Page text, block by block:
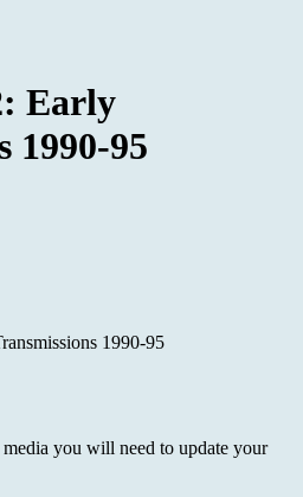
Early
1990-95
1990-95
you will need to update your